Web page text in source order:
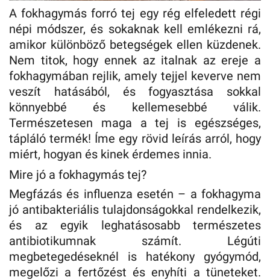
A fokhagymás forró tej egy rég elfeledett régi
népi módszer, és sokaknak kell emlékezni rá,
amikor különböző betegségek ellen küzdenek.
Nem titok, hogy ennek az italnak az ereje a
fokhagymában rejlik, amely tejjel keverve nem
veszít hatásából, és fogyasztása sokkal
könnyebbé és kellemesebbé válik.
Természetesen maga a tej is egészséges,
tápláló termék! Íme egy rövid leírás arról, hogy
miért, hogyan és kinek érdemes innia.
Mire jó a fokhagymás tej?
Megfázás és influenza esetén – a fokhagyma
jó antibakteriális tulajdonságokkal rendelkezik,
és az egyik leghatásosabb természetes
antibiotikumnak számít. Légúti
megbetegedéseknél is hatékony gyógymód,
megelőzi a fertőzést és enyhíti a tüneteket.